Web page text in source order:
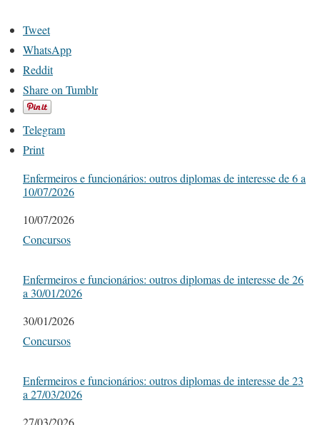
Tweet
WhatsApp
Reddit
Share on Tumblr
Telegram
Print
Enfermeiros e funcionários: outros diplomas de interesse de 6 a
10/07/2026
Date
10/07/2026
In relation to
Concursos
Enfermeiros e funcionários: outros diplomas de interesse de 26
a 30/01/2026
Date
30/01/2026
In relation to
Concursos
Enfermeiros e funcionários: outros diplomas de interesse de 23
a 27/03/2026
Date
27/03/2026